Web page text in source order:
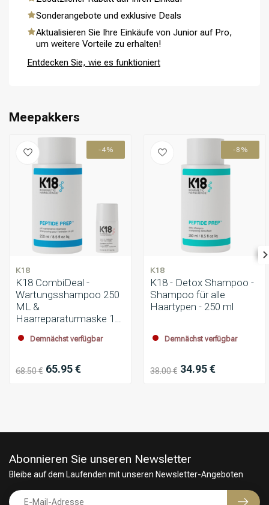
Sonderangebote und exklusive Deals
Aktualisieren Sie Ihre Einkäufe von Junior auf Pro,
um weitere Vorteile zu erhalten!
Entdecken Sie, wie es funktioniert
Meepakkers
-4%
K18
K18 CombiDeal -
Wartungsshampoo 250
ML &
Haarreparaturmaske 15
Demnächst verfügbar
68.50 € 65.95 €
-8%
K18
K18 - Detox Shampoo -
Shampoo für alle
Haartypen - 250 ml
Demnächst verfügbar
38.00 € 34.95 €
Abonnieren Sie unseren Newsletter
Bleibe auf dem Laufenden mit unseren Newsletter-Angeboten